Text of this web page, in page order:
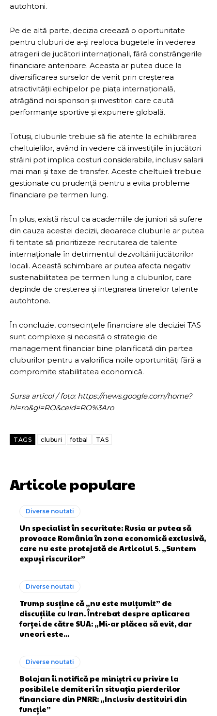
autohtoni.
Pe de altă parte, decizia creează o oportunitate
pentru cluburi de a-și realoca bugetele în vederea
atragerii de jucători internaționali, fără constrângerile
financiare anterioare. Aceasta ar putea duce la
diversificarea surselor de venit prin creșterea
atractivității echipelor pe piața internațională,
atrăgând noi sponsori și investitori care caută
performanțe sportive și expunere globală.
Totuși, cluburile trebuie să fie atente la echilibrarea
cheltuielilor, având în vedere că investițiile în jucători
străini pot implica costuri considerabile, inclusiv salarii
mai mari și taxe de transfer. Aceste cheltuieli trebuie
gestionate cu prudență pentru a evita probleme
financiare pe termen lung.
În plus, există riscul ca academiile de juniori să sufere
din cauza acestei decizii, deoarece cluburile ar putea
fi tentate să prioritizeze recrutarea de talente
internaționale în detrimentul dezvoltării jucătorilor
locali. Această schimbare ar putea afecta negativ
sustenabilitatea pe termen lung a cluburilor, care
depinde de creșterea și integrarea tinerelor talente
autohtone.
În concluzie, consecințele financiare ale deciziei TAS
sunt complexe și necesită o strategie de
management financiar bine planificată din partea
cluburilor pentru a valorifica noile oportunități fără a
compromite stabilitatea economică.
Sursa articol / foto: https://news.google.com/home?
hl=ro&gl=RO&ceid=RO%3Aro
TAGS cluburi fotbal TAS
Articole populare
Diverse noutati
Un specialist în securitate: Rusia ar putea să
provoace România în zona economică exclusivă,
care nu este protejată de Articolul 5. „Suntem
expuși riscurilor”
Diverse noutati
Trump susține că „nu este mulțumit” de
discuțiile cu Iran. Întrebat despre aplicarea
forței de către SUA: „Mi-ar plăcea să evit, dar
uneori este...
Diverse noutati
Bolojan îi notifică pe miniștri cu privire la
posibilele demiteri în situația pierderilor
financiare din PNRR: „Inclusiv destituiri din
funcție”